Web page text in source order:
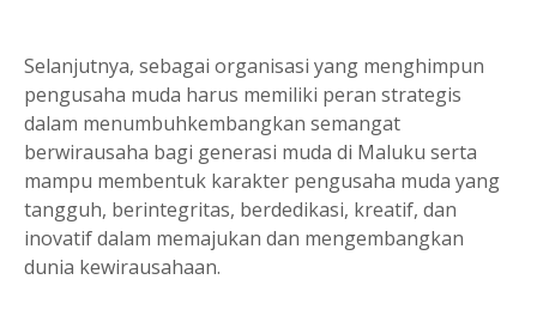
Selanjutnya, sebagai organisasi yang menghimpun
pengusaha muda harus memiliki peran strategis
dalam menumbuhkembangkan semangat
berwirausaha bagi generasi muda di Maluku serta
mampu membentuk karakter pengusaha muda yang
tangguh, berintegritas, berdedikasi, kreatif, dan
inovatif dalam memajukan dan mengembangkan
dunia kewirausahaan.